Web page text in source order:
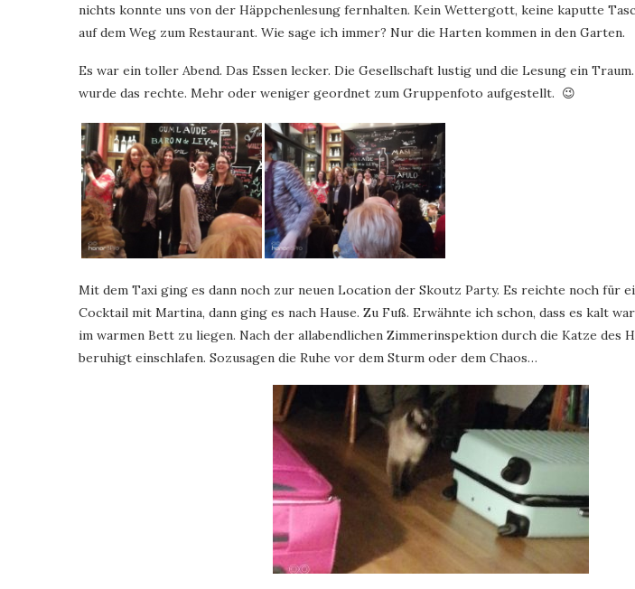
nichts konnte uns von der Häppchenlesung fernhalten. Kein Wettergott, keine kaputte
auf dem Weg zum Restaurant. Wie sage ich immer? Nur die Harten kommen in den Garten.
Es war ein toller Abend. Das Essen lecker. Die Gesellschaft lustig und die Lesung ein
wurde das rechte. Mehr oder weniger geordnet zum Gruppenfoto aufgestellt. 😉
Mit dem Taxi ging es dann noch zur neuen Location der Skoutz Party. Es reichte noch für
Cocktail mit Martina, dann ging es nach Hause. Zu Fuß. Erwähnte ich schon, dass es kalt
im warmen Bett zu liegen. Nach der allabendlichen Zimmerinspektion durch die Katze des
beruhigt einschlafen. Sozusagen die Ruhe vor dem Sturm oder dem Chaos…